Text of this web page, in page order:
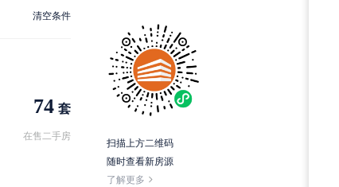
清空条件
74 套
在售二手房
扫描上方二维码
随时查看新房源
了解更多